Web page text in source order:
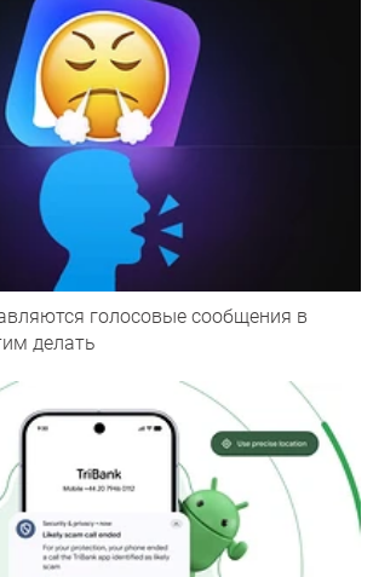
голосовые сообщения в
делать